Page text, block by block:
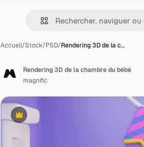
Accueil/Stock/PSD/Rendering 3D de la c…
Premium
Rendering 3D de la chambre du bébé
magnific